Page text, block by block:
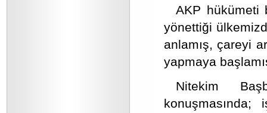
AKP hükümeti
yönettiği
anlamış, çareyi
yapmaya
Nitekim
konuşmasında;